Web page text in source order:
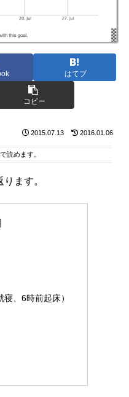
はてブ
コピー
2015.07.13 2016.01.06
で読めます。
ます。
、6時前起床）